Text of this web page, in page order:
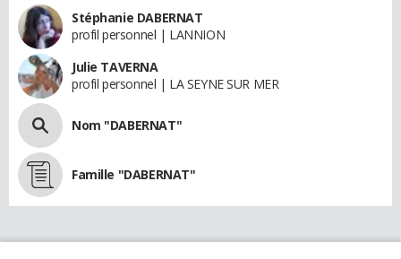
Stéphanie DABERNAT
profil personnel | LANNION
Julie TAVERNA
profil personnel | LA SEYNE SUR MER
Nom "DABERNAT"
Famille "DABERNAT"